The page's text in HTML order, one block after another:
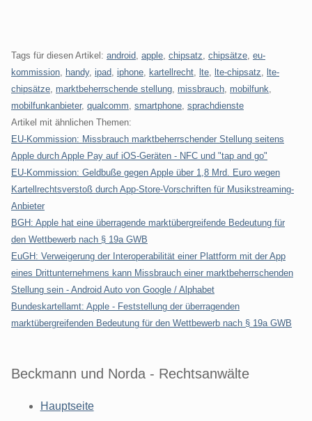
Tags für diesen Artikel: android apple chipsatz chipsätze eu-
kommission
handy, ipad iphone kartellrecht lte lte-chipsatz
lte-
chipsätze marktbeherrschende stellung missbrauch mobilfunk
mobilfunkanbieter, qualcomm smartphone sprachdienste
Artikel mit ähnlichen Themen:
EU-Kommission: Missbrauch marktbeherrschender Stellung seitens
Apple durch Apple Pay auf iOS-Geräten - NFC und "tap and go"
EU-Kommission: Geldbuße gegen Apple über 1,8 Mrd. Euro wegen
Kartellrechtsverstoß durch App-Store-Vorschriften für Musikstreaming-
Anbieter
BGH: Apple hat eine überragende marktübergreifende Bedeutung für
den Wettbewerb nach § 19a GWB
EuGH: Verweigerung der Interoperabilität einer Plattform mit der App
eines Drittunternehmens kann Missbrauch einer marktbeherrschenden
Stellung sein - Android Auto von Google / Alphabet
Bundeskartellamt: Apple - Feststellung der überragenden
marktübergreifenden Bedeutung für den Wettbewerb nach § 19a GWB
Beckmann und Norda - Rechtsanwälte
Hauptseite